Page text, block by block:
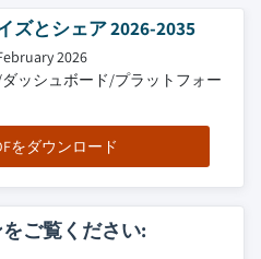
ズとシェア 2026-2035
2026
ッシュボード/プラットフォー
をダウンロード
ご覧ください: